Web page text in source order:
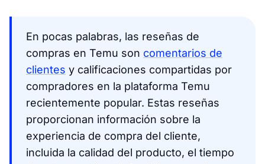
En pocas palabras, las reseñas de
compras en Temu son comentarios de
clientes y calificaciones compartidas por
compradores en la plataforma Temu
recientemente popular. Estas reseñas
proporcionan información sobre la
experiencia de compra del cliente,
incluida la calidad del producto, el tiempo